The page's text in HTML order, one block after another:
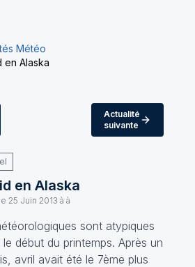
Météo
en Alaska
Actualité
suivante
en Alaska
25 Juin 2013 à à
sont atypiques
début du printemps. Après un
avril avait été le 7ème plus